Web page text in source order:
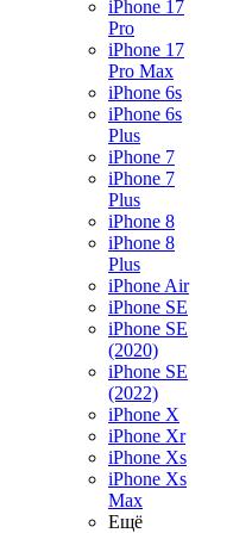
iPhone 17
Pro
iPhone 17
Pro Max
iPhone 6s
iPhone 6s
Plus
iPhone 7
iPhone 7
Plus
iPhone 8
iPhone 8
Plus
iPhone Air
iPhone SE
iPhone SE
(2020)
iPhone SE
(2022)
iPhone X
iPhone Xr
iPhone Xs
iPhone Xs
Max
Ещё